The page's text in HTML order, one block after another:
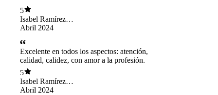
5
Isabel Ramírez
Cabrera
Abril 2024
Excelente en todos los aspectos: atención,
calidad, calidez, con amor a la profesión.
5
Isabel Ramírez
Cabrera
Abril 2024